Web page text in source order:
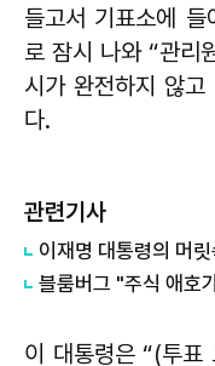
들고서 기표소에
로 잠시 나와 “관리
시가 완전하지 않
다.
관련기사
이재명 대통령의 머
이 대통령은 “(투표